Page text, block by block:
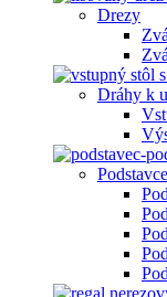
Drezy
Dráhy k
Podstavce